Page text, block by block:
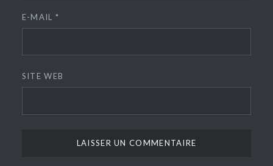
E-MAIL *
SITE WEB